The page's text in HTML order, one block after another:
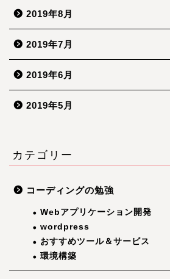
2019年8月
2019年7月
2019年6月
2019年5月
カテゴリー
コーディングの勉強
Webアプリケーション開発
wordpress
おすすめツール＆サービス
環境構築